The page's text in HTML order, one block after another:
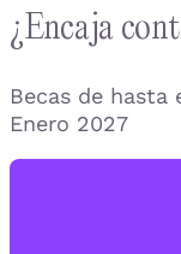
¿Encaja
Becas de hasta
Enero 2027